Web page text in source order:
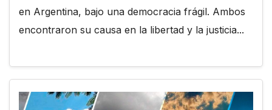
en Argentina, bajo una democracia frágil. Ambos
encontraron su causa en la libertad y la justicia...